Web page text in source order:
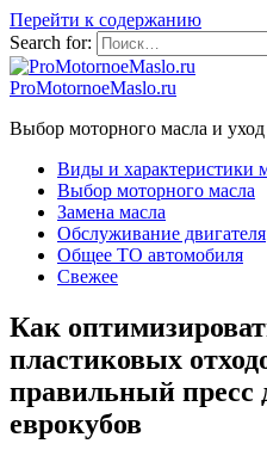
Перейти к содержанию
Search for:
ProMotornoeMaslo.ru
Выбор моторного масла и уход
Виды и характеристики
Выбор моторного масла
Замена масла
Обслуживание двигателя
Общее ТО автомобиля
Свежее
Как
пластиковых
правильный пресс
еврокубов